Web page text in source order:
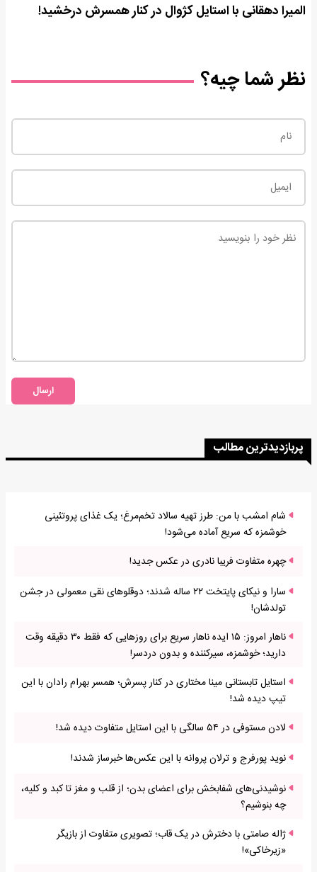
المیرا دهقانی با استایل کژوال در کنار همسرش درخشید!
نظر شما چیه؟
ارسال
پربازدیدترین مطالب
شام امشب با من: طرز تهیه سالاد تخم‌مرغ؛ یک غذای پروتئینی
خوشمزه که سریع آماده می‌شود!
چهره متفاوت فریبا نادری در عکس جدید!
سارا و نیکای پایتخت ۲۲ ساله شدند؛ دوقلوهای نقی معمولی در جشن
تولدشان!
ناهار امروز: ۱۵ ایده ناهار سریع برای روزهایی که فقط ۳۰ دقیقه وقت
دارید؛ خوشمزه، سیرکننده و بدون دردسر!
استایل تابستانی مینا مختاری در کنار پسرش؛ همسر بهرام رادان با این
تیپ دیده شد!
لادن مستوفی در ۵۴ سالگی با این استایل متفاوت دیده شد!
نوید پورفرج و ترلان پروانه با این عکس‌ها خبرساز شدند!
نوشیدنی‌های شفابخش برای اعضای بدن؛ از قلب و مغز تا کبد و کلیه،
چه بنوشیم؟
ژاله صامتی با دخترش در یک قاب؛ تصویری متفاوت از بازیگر
«زیرخاکی»!